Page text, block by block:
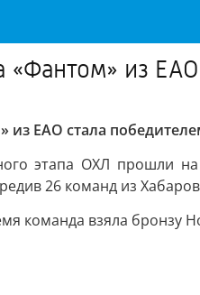
«Фантом» из
из ЕАО стала
этапа ОХЛ прошли
26 команд из
команда взяла бронзу